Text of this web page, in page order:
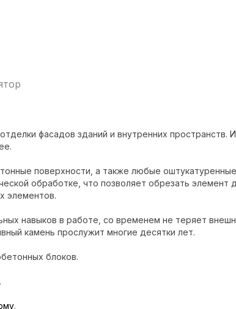
фасадов зданий и внутренних пространств.
поверхности, а также любые
обработке, что позволяет обрезать элемент
элементов.
навыков в работе, со временем не теряет
камень прослужит многие десятки лет.
блоков.
.